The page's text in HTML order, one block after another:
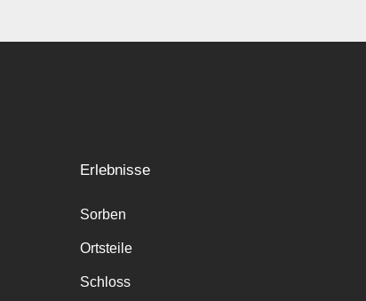
Erlebnisse
Sorben
Ortsteile
Schloss